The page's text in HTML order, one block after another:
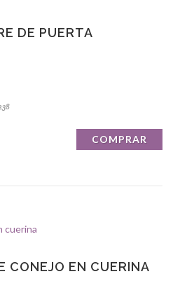
DE PUERTA
COMPRAR
CONEJO EN CUERINA